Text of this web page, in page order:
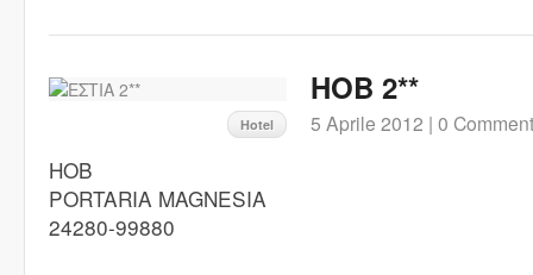
Hotel
HOB 2**
5 Aprile 2012 | 0
HOB
PORTARIA MAGNESIA
24280-99880